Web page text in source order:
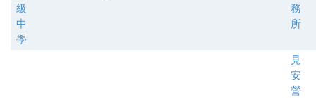
級
中
學
務
所
見
安
營